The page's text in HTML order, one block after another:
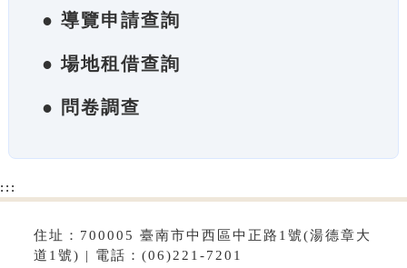
● 導覽申請查詢
● 場地租借查詢
● 問卷調查
:::
住址：700005 臺南市中西區中正路1號(湯德章大
道1號) | 電話：(06)221-7201